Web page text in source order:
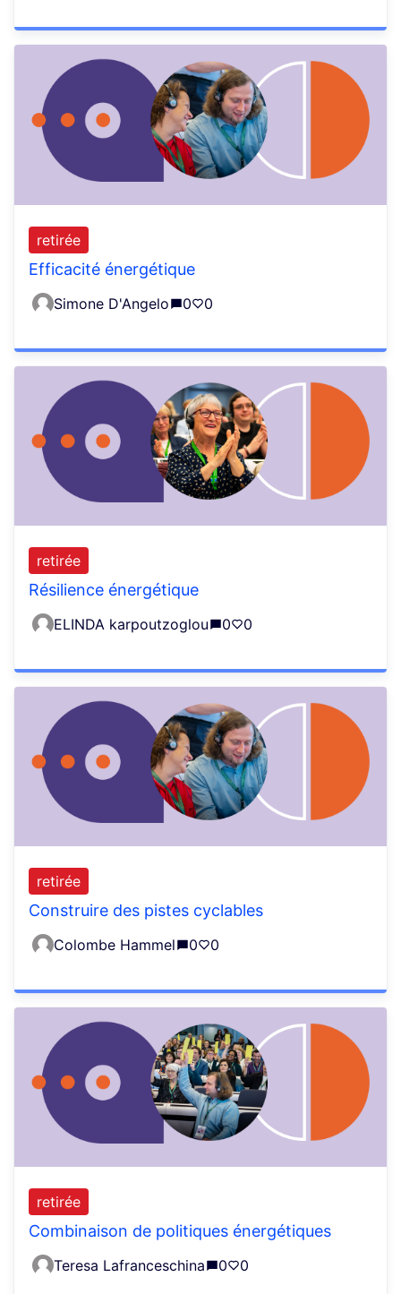
Efficacité énergétique
retirée
Simone D'Angelo 0 0
Résilience énergétique
retirée
ELINDA karpoutzoglou 0 0
Construire des pistes cyclables
retirée
Colombe Hammel 0 0
Combinaison de politiques énergétiques
retirée
Teresa Lafranceschina 0 0